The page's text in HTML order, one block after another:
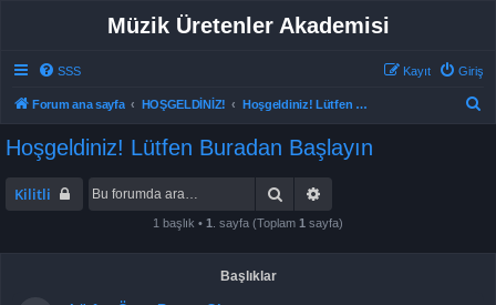
Müzik Üretenler Akademisi
SSS Giriş
Kayıt
Forum ana sayfa HOŞGELDİNİZ! Hoşgeldiniz! Lütfen Buradan Başlayın
Hoşgeldiniz! Lütfen Buradan Başlayın
Kilitli Ara
1 başlık • 1 . sayfa (Toplam 1 sayfa)
Başlıklar